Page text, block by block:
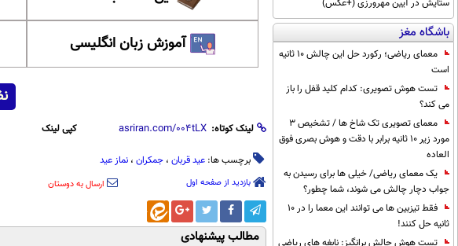
ستایش در آیین مهرورزی (+عکس)
باشگاه مغز
معمای ریاضی؛ رکورد حل این چالش 10 ثانیه
است
تست هوش تصویری: کدام کلید قفل را باز
می کند؟
معمای تصویری تک شاخ ها / تشخیص 3
مورد زیر 10 ثانیه برابر با دقت و هوش بصری فوق
العاده
یک معمای ریاضی/ خیلی ها برای رسیدن به
جواب دچار چالش می شوند، شما چطور؟
فقط تیزبین ها می توانند این معما را در 10
ثانیه حل کنند!
تست هوش چالش برانگیز: نابغه های ریاضی
آموزش زبان انگلیسی
لینک کوتاه: کپی لینک
برچسب ها: عید قربان ، جمکران ، نماز عید
بازدید از صفحه اول ارسال به دوستان
مطالب پیشنهادی